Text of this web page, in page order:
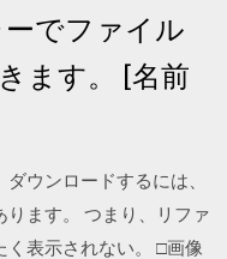
でファイル
ます。 [名前
ウンロードするには、
ます。 つまり、リファ
く表示されない。 □画像